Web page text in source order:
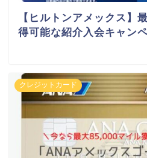
【ヒルトンアメックス】
得可能な紹介入会キャン
クレジットカード